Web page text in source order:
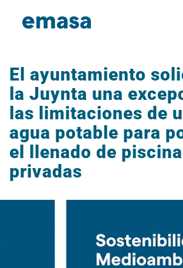
El ayuntamiento
la Juynta una
las limitaciones de
agua potable para
el llenado de
privadas